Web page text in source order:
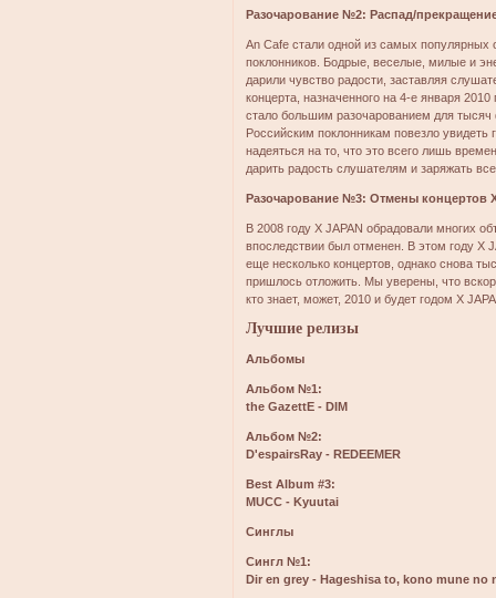
Разочарование №2: Распад/
An Cafe стали одной из самых популярных
поклонников. Бодрые, веселые, милые и
дарили чувство радости, заставляя
концерта, назначенного на 4-е января
стало большим разочарованием для тысяч
Российским поклонникам повезло
надеяться на то, что это всего лишь
дарить радость слушателям и заряжать
Разочарование №3: Отмены концертов
В 2008 году X JAPAN обрадовали многих
впоследствии был отменен. В этом году X
еще несколько концертов, однако снова
пришлось отложить. Мы уверены, что
кто знает, может, 2010 и будет годом X
Лучшие релизы
Альбомы
Альбом №1:
the GazettE - DIM
Альбом №2:
D'espairsRay - REDEEMER
Best Album #3:
MUCC - Kyuutai
Синглы
Сингл №1:
Dir en grey - Hageshisa to, kono mune